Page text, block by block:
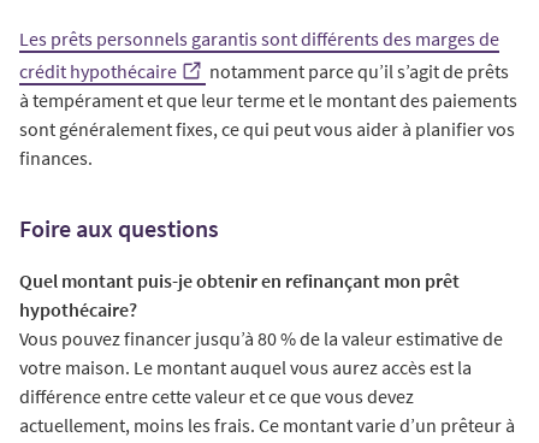
Les prêts personnels garantis sont différents des marges de
crédit hypothécaire
notamment parce qu’il s’agit de prêts
à tempérament et que leur terme et le montant des paiements
sont généralement fixes, ce qui peut vous aider à planifier vos
finances.
Foire aux questions
Quel montant puis-je obtenir en refinançant mon prêt
hypothécaire?
Vous pouvez financer jusqu’à 80 % de la valeur estimative de
votre maison. Le montant auquel vous aurez accès est la
différence entre cette valeur et ce que vous devez
actuellement, moins les frais. Ce montant varie d’un prêteur à